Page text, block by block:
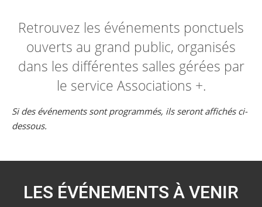
Retrouvez les événements ponctuels
ouverts au grand public, organisés
dans les différentes salles gérées par
le service Associations +.
Si des événements sont programmés, ils seront affichés ci-
dessous.
LES ÉVÉNEMENTS À VENIR